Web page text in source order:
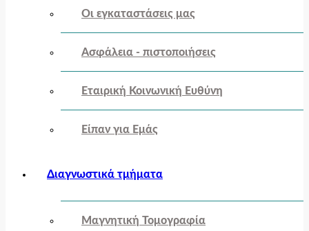
Οι εγκαταστάσεις μας
Ασφάλεια - πιστοποιήσεις
Εταιρική Κοινωνική Ευθύνη
Είπαν για Εμάς
Διαγνωστικά τμήματα
Μαγνητική Τομογραφία